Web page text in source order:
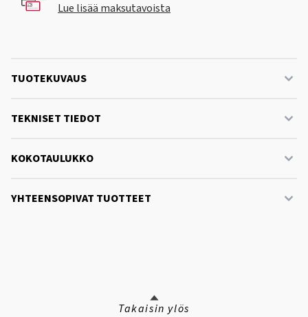
Lue lisää maksutavoista
TUOTEKUVAUS
TEKNISET TIEDOT
KOKOTAULUKKO
YHTEENSOPIVAT TUOTTEET
Takaisin ylös